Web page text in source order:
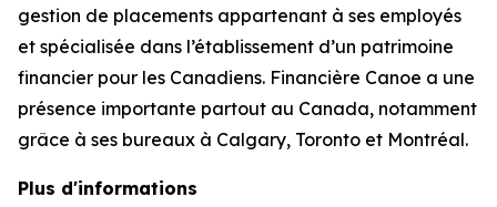
gestion de placements appartenant à ses employés
et spécialisée dans l’établissement d’un patrimoine
financier pour les Canadiens. Financière Canoe a une
présence importante partout au Canada, notamment
grâce à ses bureaux à Calgary, Toronto et Montréal.
Plus d'informations